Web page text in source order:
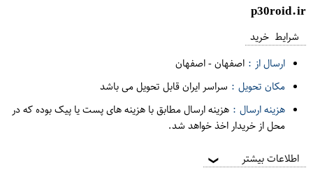
p30roid.ir
شرایط خرید
ارسال از : اصفهان-اصفهان
مکان تحویل : سراسر ایران قابل تحویل می باشد
هزینه ارسال : هزینه ارسال مطابق با هزینه های پست یا پیک بوده که در
محل از خریدار اخذ خواهد شد.
اطلاعات بیشتر ❯